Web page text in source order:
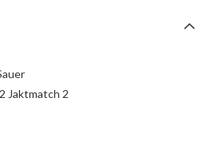
Jaktmatch 2